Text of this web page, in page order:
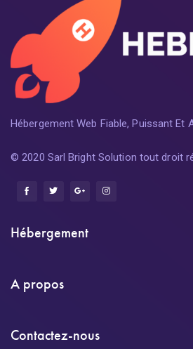
Hébergement Web Fiable, Puissant Et
© 2020 Sarl Bright Solution tout droit
Hébergement
A propos
Contactez-nous